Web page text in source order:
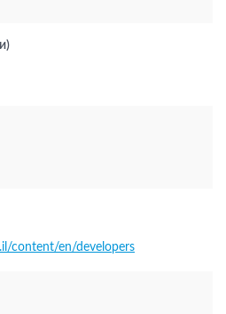
content/en/developers